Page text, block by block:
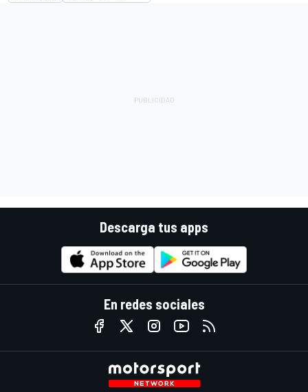
Descarga tus apps
En redes sociales